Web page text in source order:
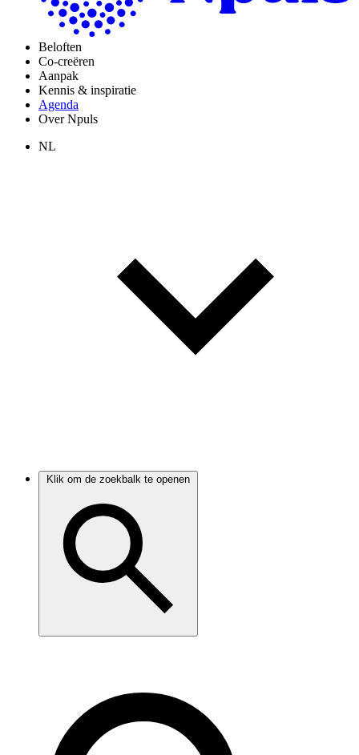
Beloften
Co-creëren
Aanpak
Kennis & inspiratie
Agenda
Over Npuls
NL
Klik om de zoekbalk te openen